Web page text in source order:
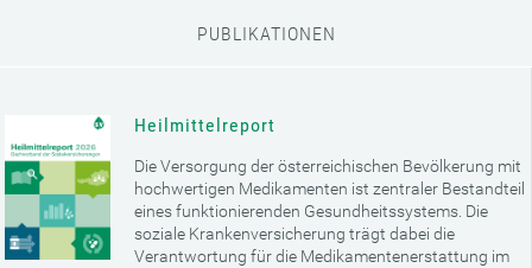
PUBLIKATIONEN
Heilmittelreport
Die Versorgung der österreichischen Bevölkerung mit
hochwertigen Medikamenten ist zentraler Bestandteil
eines funktionierenden Gesundheitssystems. Die
soziale Krankenversicherung trägt dabei die
Verantwortung für die Medikamentenerstattung im